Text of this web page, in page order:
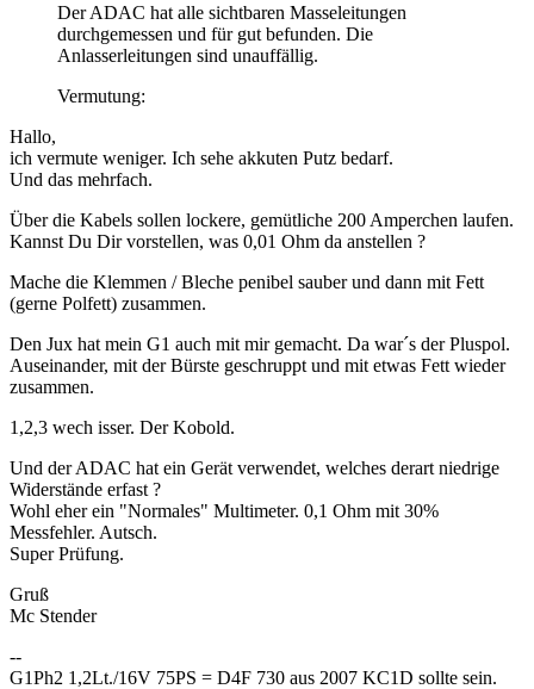
Der ADAC hat alle sichtbaren Masseleitungen
durchgemessen und für gut befunden. Die
Anlasserleitungen sind unauffällig.
Vermutung:
Hallo,
ich vermute weniger. Ich sehe akkuten Putz bedarf.
Und das mehrfach.
Über die Kabels sollen lockere, gemütliche 200 Amperchen laufen.
Kannst Du Dir vorstellen, was 0,01 Ohm da anstellen ?
Mache die Klemmen / Bleche penibel sauber und dann mit Fett
(gerne Polfett) zusammen.
Den Jux hat mein G1 auch mit mir gemacht. Da war´s der Pluspol.
Auseinander, mit der Bürste geschruppt und mit etwas Fett wieder
zusammen.
1,2,3 wech isser. Der Kobold.
Und der ADAC hat ein Gerät verwendet, welches derart niedrige
Widerstände erfast ?
Wohl eher ein "Normales" Multimeter. 0,1 Ohm mit 30%
Messfehler. Autsch.
Super Prüfung.
Gruß
Mc Stender
--
G1Ph2 1,2Lt./16V 75PS = D4F 730 aus 2007 KC1D sollte sein.